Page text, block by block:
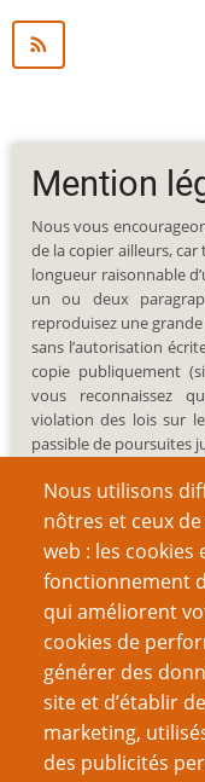
Nous utilisons
nôtres et ceux
web : les cookies
fonctionnement
qui améliorent
cookies de
générer des
site et d’établir
marketing,
des publicités
Mention
Nous vous
de la copier ailleurs,
longueur raisonnable
un ou deux
reproduisez une
sans l’autorisation
copie publiquement
vous reconnaissez
violation des lois sur
passible de poursuites
Recherche
Nom d'utilisateur